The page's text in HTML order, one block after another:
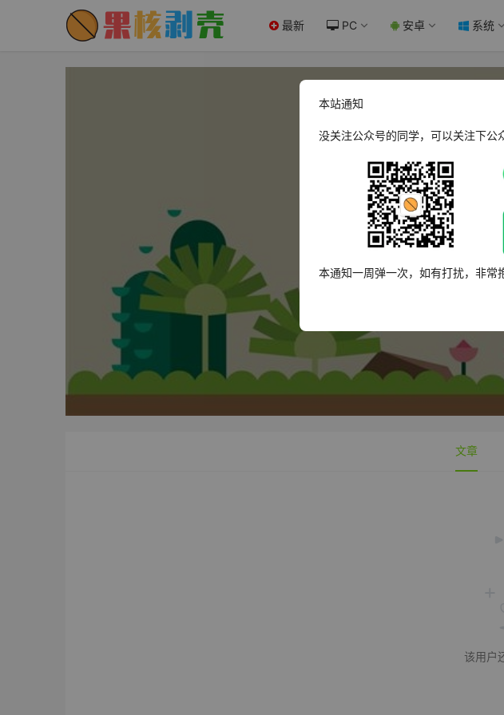
最新 PC 安卓 系统
文章
该用户
本站通知
没关注公众号的同学，可以关注下公
本通知一周弹一次，如有打扰，非常